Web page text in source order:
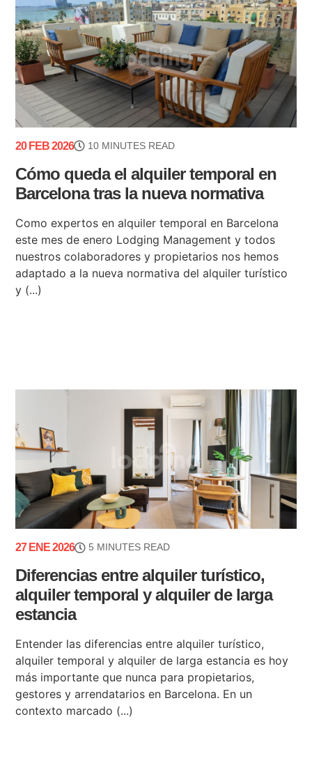
20 FEB 2026 10 MINUTES READ
Cómo queda el alquiler temporal en
Barcelona tras la nueva normativa
Como expertos en alquiler temporal en Barcelona
este mes de enero Lodging Management y todos
nuestros colaboradores y propietarios nos hemos
adaptado a la nueva normativa del alquiler turístico
y (...)
27 ENE 2026 5 MINUTES READ
Diferencias entre alquiler turístico,
alquiler temporal y alquiler de larga
estancia
Entender las diferencias entre alquiler turístico,
alquiler temporal y alquiler de larga estancia es hoy
más importante que nunca para propietarios,
gestores y arrendatarios en Barcelona. En un
contexto marcado (...)